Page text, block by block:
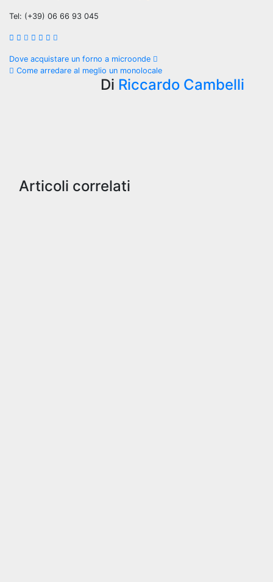
Tel: (+39) 06 66 93 045
Navigazione
Dove acquistare un forno a microonde
Come arredare al meglio un monolocale
Di Riccardo Cambelli
Articoli correlati